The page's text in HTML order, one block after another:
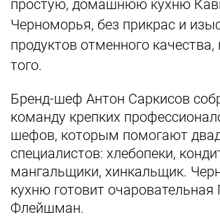
простую, домашнюю кухню
Черноморья, без прикрас и
продуктов отменного качества,
того.
Бренд-шеф Антон Саркисов
команду крепких
шефов, которым помогают
специалистов: хлебопеки,
мангальщики, хинкальщик.
кухню готовит очаровательная
Флейшман.